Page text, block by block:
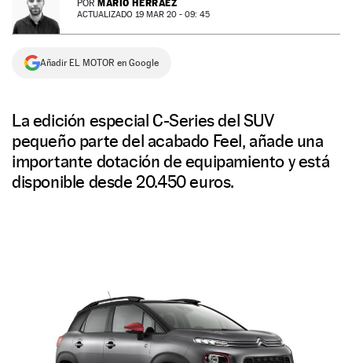
NEWSLETTER
SÍGUENOS
POR MARIO HERRÁEZ
ACTUALIZADO 19 MAR 20 - 09: 45
Añadir EL MOTOR en Google
La edición especial C-Series del SUV
pequeño parte del acabado Feel, añade una
importante dotación de equipamiento y está
disponible desde 20.450 euros.